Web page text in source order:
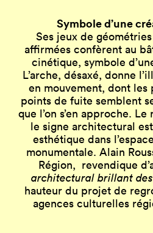
Symbole d’une
Ses jeux de
affirmées confèrent au
cinétique, symbole
L’arche, désaxé, donne
en mouvement, dont les
points de fuite semblent
que l’on s’en approche.
le signe architectural
esthétique dans
monumentale. Alain
Région, revendique
architectural brillant
hauteur du projet de
agences culturelles